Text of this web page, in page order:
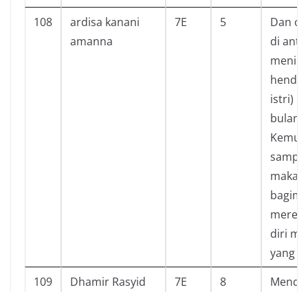
108
ardisa kanani
amanna
7E 5
Dan
di
istri)
bulan
maka
diri
yang
109
Dhamir Rasyid
7E 8